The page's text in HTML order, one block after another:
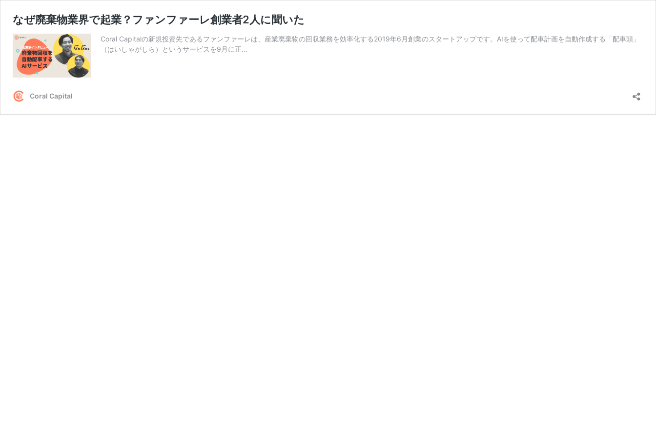
なぜ廃棄物業界で起業？ファンファーレ創業者2人に聞いた
Coral Capitalの新規投資先であるファンファーレは、産業廃棄物の回収業務を効率化する2019年6月創業のスタートアップです。AIを使って配車計画を自動作成する「配車頭」
（はいしゃがしら）というサービスを9月に正...
Coral Capital